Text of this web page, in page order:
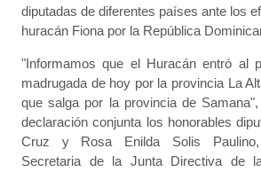
diputadas de diferentes países ante los
huracán Fiona por la República
"Informamos que el Huracán entró al
madrugada de hoy por la provincia La
que salga por la provincia de
declaración conjunta los honorables
Cruz y Rosa Enilda Solis Paulino,
Secretaria de la Junta Directiva de